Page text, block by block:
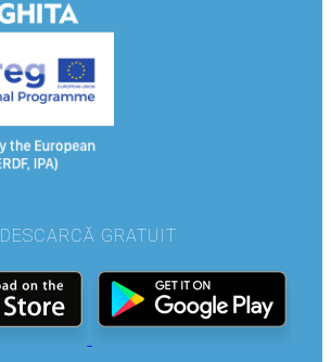
DESCARCĂ GRATUIT